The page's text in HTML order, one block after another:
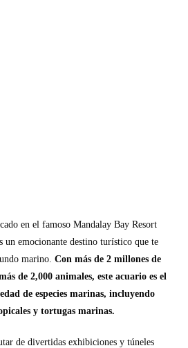
en el famoso Mandalay Bay Resort
un emocionante destino turístico que te
marino.Con más de 2 millones de
de 2,000 animales, este acuario es el
de especies marinas, incluyendo
y tortugas marinas.
de divertidas exhibiciones y túneles